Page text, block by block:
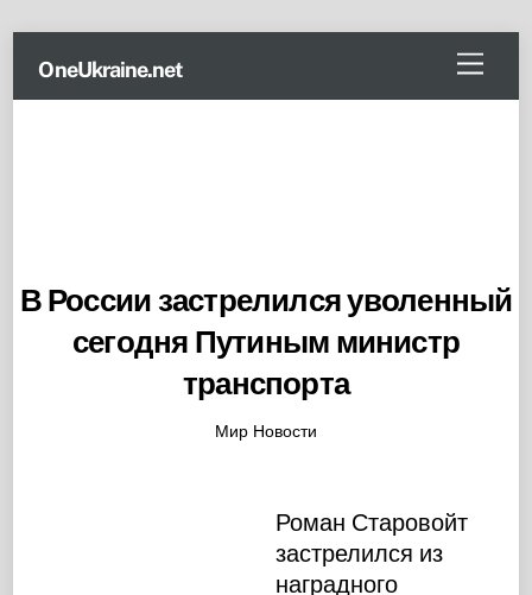
content
Menu
OneUkraine.net
В России застрелился уволенный
сегодня Путиным министр
транспорта
Мир Новости
Роман Старовойт
застрелился из
наградного